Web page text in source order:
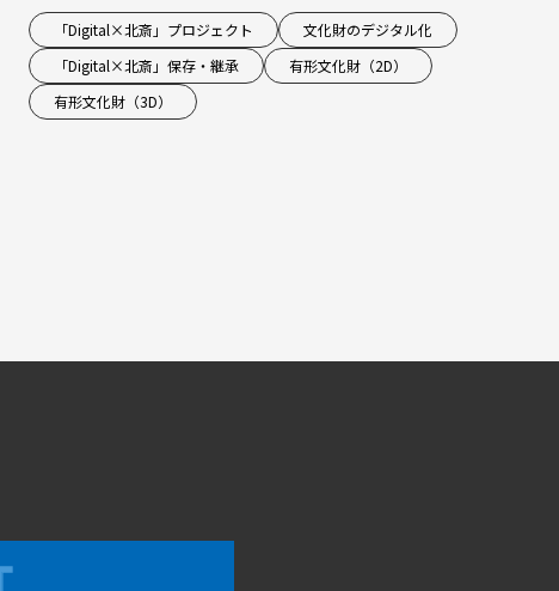
「Digital×北斎」プロジェクト
文化財のデジタル化
「Digital×北斎」保存・継承
有形文化財（2D）
有形文化財（3D）